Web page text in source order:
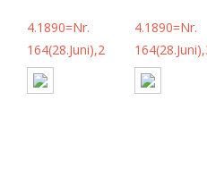
4.1890=Nr.
164(28.Juni),2
4.1890=Nr.